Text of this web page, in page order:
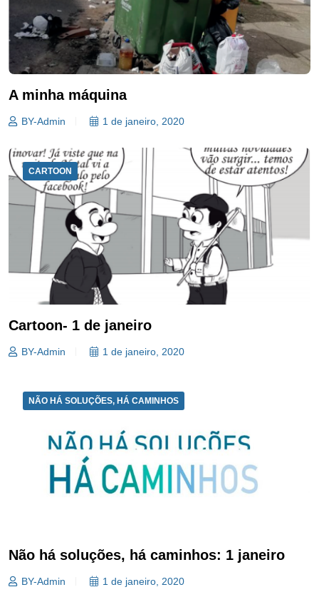
A minha máquina
BY-Admin 1 de janeiro, 2020
CARTOON
Cartoon- 1 de janeiro
BY-Admin 1 de janeiro, 2020
NÃO HÁ SOLUÇÕES, HÁ CAMINHOS
Não há soluções, há caminhos: 1 janeiro
BY-Admin 1 de janeiro, 2020